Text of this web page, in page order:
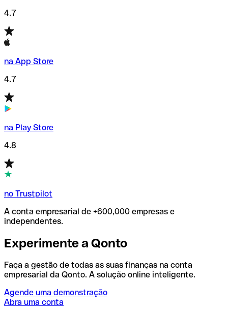
4.7
na App Store
4.7
na Play Store
4.8
no Trustpilot
A conta empresarial de +600,000 empresas e
independentes.
Experimente a Qonto
Faça a gestão de todas as suas finanças na conta
empresarial da Qonto. A solução online inteligente.
Agende uma demonstração
Abra uma conta